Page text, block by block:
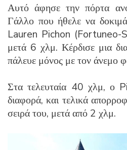
Αυτό άφησε την πόρτα
Γάλλο που ήθελε να
Lauren Pichon (Fortuneo-
μετά 6 χλμ. Κέρδισε μια
πάλευε μόνος με τον άνεμο
Στα τελευταία 40 χλμ, ο
διαφορά, και τελικά
σειρά του, μετά από 2 χλμ.